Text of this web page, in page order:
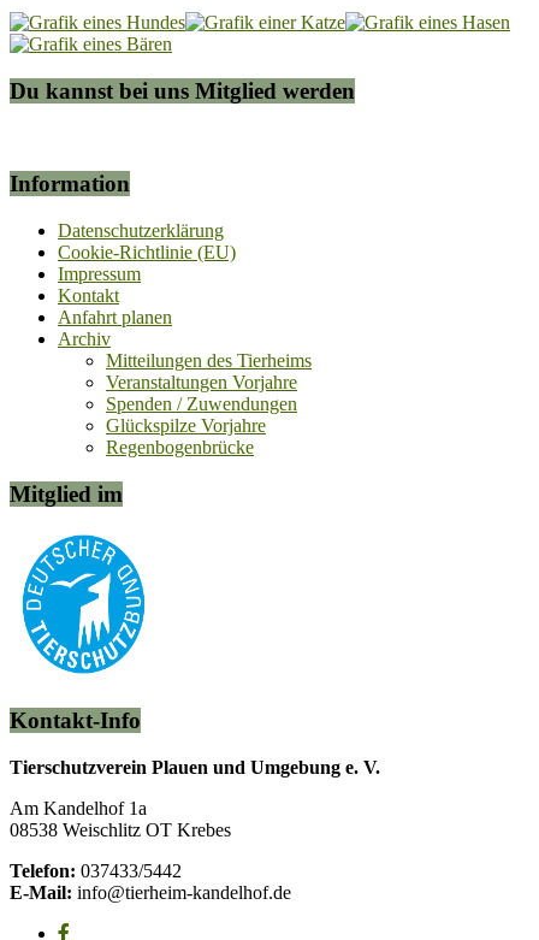
Du kannst bei uns Mitglied werden
Information
Datenschutzerklärung
Cookie-Richtlinie (EU)
Impressum
Kontakt
Anfahrt planen
Archiv
Mitteilungen des Tierheims
Veranstaltungen Vorjahre
Spenden / Zuwendungen
Glückspilze Vorjahre
Regenbogenbrücke
Mitglied im
Kontakt-Info
Tierschutzverein Plauen und Umgebung e. V.
Am Kandelhof 1a
08538 Weischlitz OT Krebes
Telefon: 037433/5442
E-Mail: info@tierheim-kandelhof.de